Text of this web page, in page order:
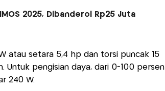
2025, Dibanderol Rp25 Juta
atau setara 5,4 hp dan torsi puncak 15
Untuk pengisian daya, dari 0-100 persen
240 W.